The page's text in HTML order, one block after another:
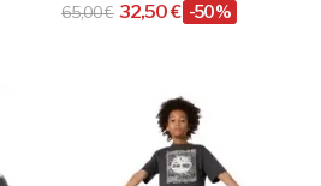
65,00 € 32,50 € -50%